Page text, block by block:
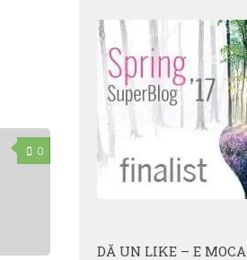
0
DĂ UN LIKE – E MOCA